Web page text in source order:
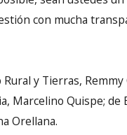
con mucha
y Tierras, Remmy
Quispe; de
Orellana.